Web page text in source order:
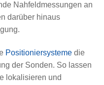
Nahfeldmessungen an
darüber hinaus
Positioniersystemedie
der Sonden. So lassen
lokalisieren und